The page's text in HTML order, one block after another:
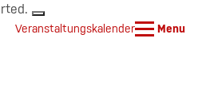
Veranstaltungskalender Menu